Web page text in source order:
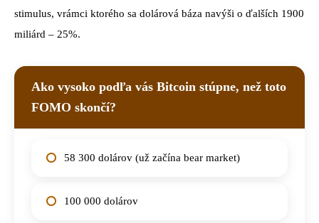
stimulus, vrámci ktorého sa dolárová báza navýši o ďalších 1900
miliárd – 25%.
Ako vysoko podľa vás Bitcoin stúpne, než toto
FOMO skončí?
58 300 dolárov (už začína bear market)
100 000 dolárov